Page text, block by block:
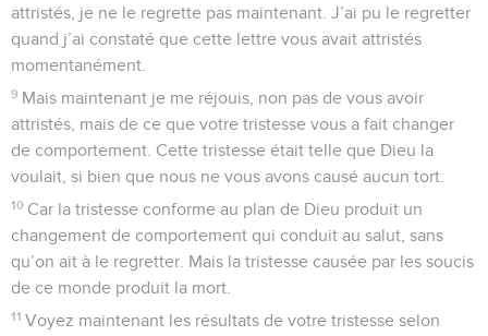
attristés, je ne le regrette pas maintenant. J’ai pu le regretter
quand j’ai constaté que cette lettre vous avait attristés
momentanément.
9 Mais maintenant je me réjouis, non pas de vous avoir
attristés, mais de ce que votre tristesse vous a fait changer
de comportement. Cette tristesse était telle que Dieu la
voulait, si bien que nous ne vous avons causé aucun tort.
10 Car la tristesse conforme au plan de Dieu produit un
changement de comportement qui conduit au salut, sans
qu’on ait à le regretter. Mais la tristesse causée par les soucis
de ce monde produit la mort.
11 Voyez maintenant les résultats de votre tristesse selon